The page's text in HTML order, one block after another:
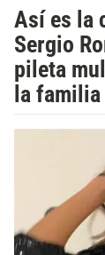
Así es la
Sergio
pileta
la familia